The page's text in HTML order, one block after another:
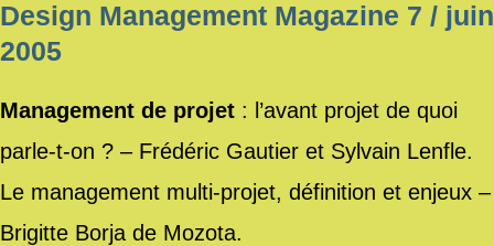
Design Management Magazine 7 / juin
2005
Management de projet : l’avant projet de quoi
parle-t-on ? – Frédéric Gautier et Sylvain Lenfle.
Le management multi-projet, définition et enjeux –
Brigitte Borja de Mozota.